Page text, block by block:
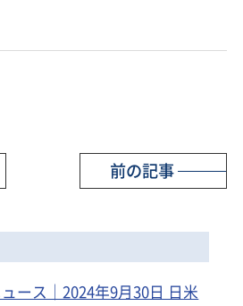
前の記事
ース｜2024年9月30日 日米